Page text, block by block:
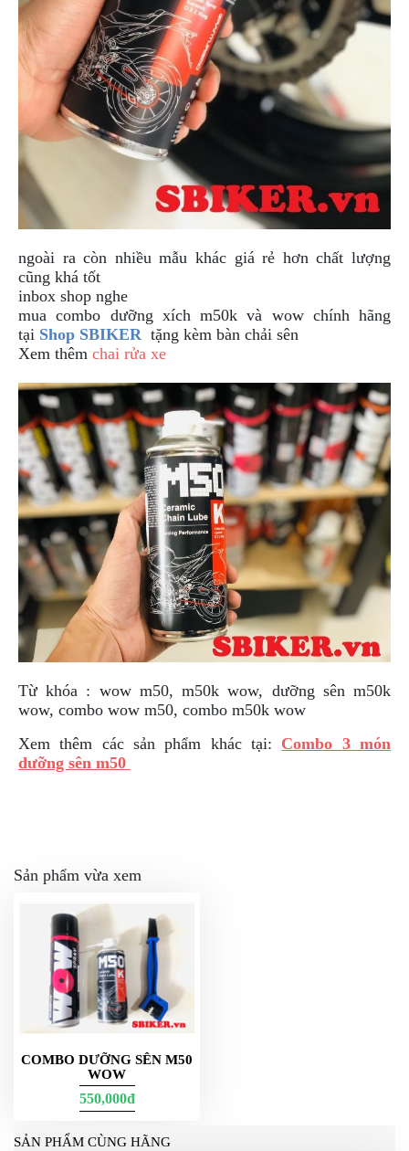
DẪN
MUA
HÀNG
ngoài ra còn nhiều mẫu khác giá rẻ hơn chất lượng
cũng khá tốt
inbox shop nghe
mua combo dưỡng xích m50k và wow chính hãng
tại Shop SBIKER tặng kèm bàn chải sên
Xem thêm chai rửa xe
Từ khóa : wow m50, m50k wow, dưỡng sên m50k
wow, combo wow m50, combo m50k wow
Xem thêm các sản phẩm khác tại: Combo 3 món
dưỡng sên m50
Sản phẩm vừa xem
COMBO DƯỠNG SÊN M50
WOW
550,000đ
SẢN PHẨM CÙNG HÃNG